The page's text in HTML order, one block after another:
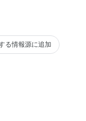
る情報源に追加